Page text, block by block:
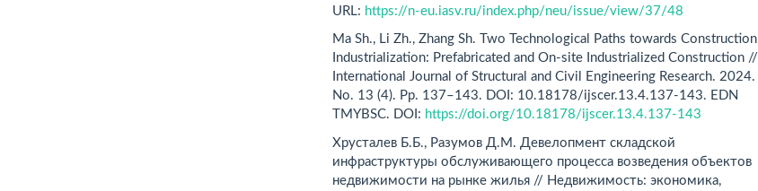
URL: https://n-eu.iasv.ru/index.php/neu/issue/view/37/48
Ma Sh., Li Zh., Zhang Sh. Two Technological Paths towards Construction
Industrialization: Prefabricated and On-site Industrialized Construction //
International Journal of Structural and Civil Engineering Research. 2024.
No. 13 (4). Pp. 137–143. DOI: 10.18178/ijscer.13.4.137-143. EDN
TMYBSC. DOI: https://doi.org/10.18178/ijscer.13.4.137-143
Хрусталев Б.Б., Разумов Д.М. Девелопмент складской
инфраструктуры обслуживающего процесса возведения объектов
недвижимости на рынке жилья // Недвижимость: экономика,